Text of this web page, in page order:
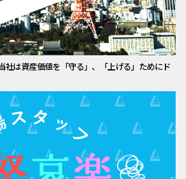
社は資産価値を「守る」、「上げる」ためにド